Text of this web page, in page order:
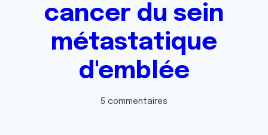
cancer du sein
métastatique
d'emblée
5 commentaires